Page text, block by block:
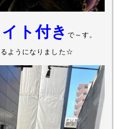
ト付き で～す。
ようになりました☆